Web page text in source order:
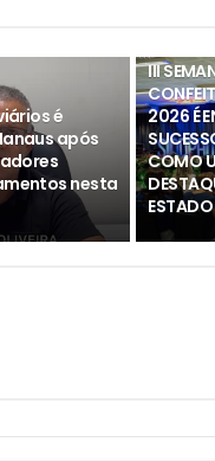
é
após
nesta
III
2026 É
COMO
ESTADO